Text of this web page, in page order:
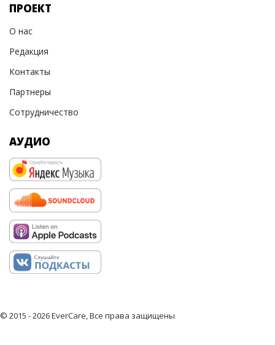
ПРОЕКТ
О нас
Редакция
Контакты
Партнеры
Сотрудничество
АУДИО
© 2015 - 2026 EverCare, Все права защищены